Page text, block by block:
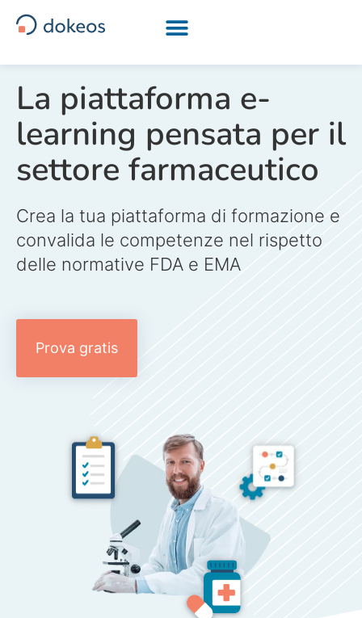
La piattaforma e-
learning pensata per il
settore farmaceutico
Crea la tua piattaforma di formazione e
convalida le competenze nel rispetto
delle normative FDA e EMA
Prova gratis